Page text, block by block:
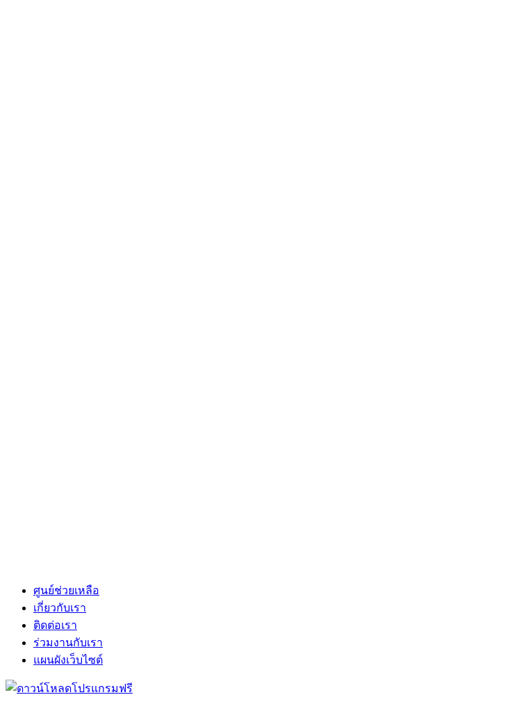
ศูนย์ช่วยเหลือ
เกี่ยวกับเรา
ติดต่อเรา
ร่วมงานกับเรา
แผนผังเว็บไซต์